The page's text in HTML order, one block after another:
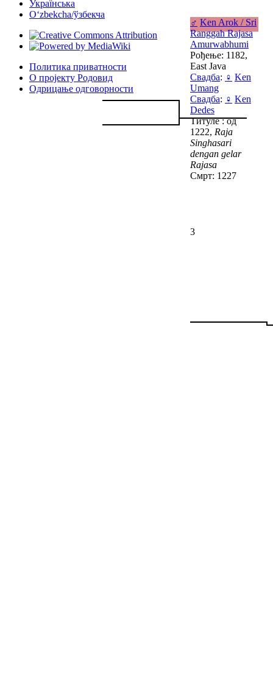
♂ Ken Arok / Sri
Ranggah Rajasa
Amurwabhumi
Рођење: 1182,
East Java
Свадба: ♀ Ken
Umang
Свадба: ♀ Ken
Dedes
Титуле : од
1222, Raja
Singhasari
dengan gelar
Rajasa
Смрт: 1227
3
Українська
Oʻzbekcha/ўзбекча
Политика приватности
О пројекту Родовид
Одрицање одговорности